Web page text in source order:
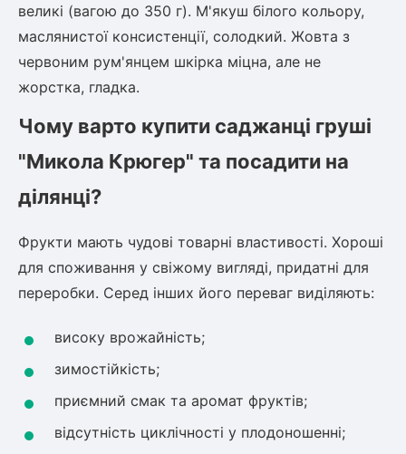
Шовковиця
Абрикос
Обліпиха
Кизил
Диплоидная слива
Будлея
Лавровишня
Кизильник
Бобовник (Жерновець)
Піраканта
Багаторічні рослини
Молодило (Кам'яні троянди)
Лаванда
Бамбук
Очиток (седум)
Вівсяниця
Барвінок
Чемерник (морозник)
великі (вагою до 350 г). М'якуш білого кольору,
маслянистої консистенції, солодкий. Жовта з
червоним рум'янцем шкірка міцна, але не
жорстка, гладка.
Чому варто купити саджанці груші
"Микола Крюгер" та посадити на
ділянці?
Фрукти мають чудові товарні властивості. Хороші
для споживання у свіжому вигляді, придатні для
переробки. Серед інших його переваг виділяють:
високу врожайність;
зимостійкість;
приємний смак та аромат фруктів;
відсутність циклічності у плодоношенні;